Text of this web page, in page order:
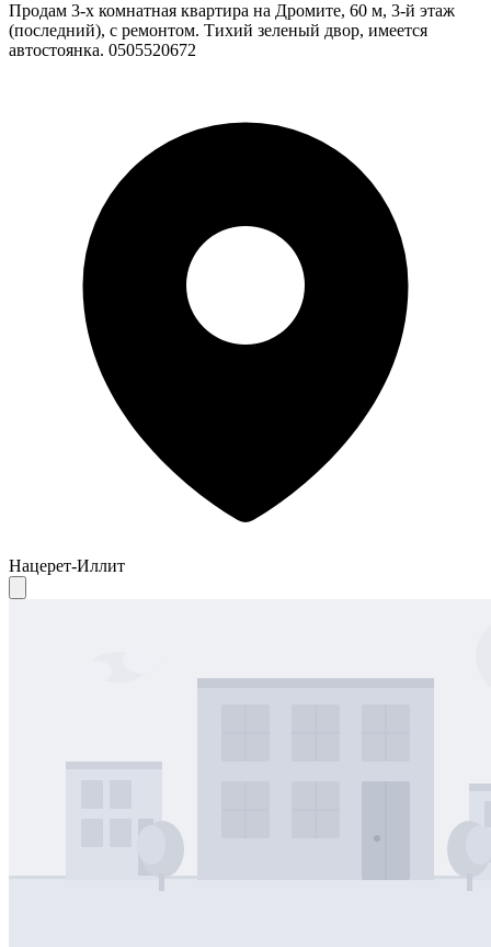
Продам 3-х комнатная квартира на Дромите, 60 м, 3-й этаж
(последний), с ремонтом. Тихий зеленый двор, имеется
автостоянка. 0505520672
Нацерет-Иллит